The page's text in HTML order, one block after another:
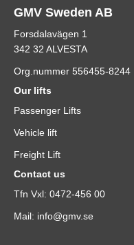
GMV Sweden AB
Forsdalavägen 1
342 32 ALVESTA
Org.nummer 556455-8244
Our lifts
Passenger Lifts
Vehicle lift
Freight Lift
Contact us
Tfn Vxl: 0472-456 00
Mail: info@gmv.se